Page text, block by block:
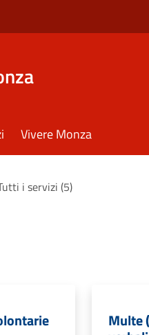
Vivere Monza
i servizi (5)
Multe